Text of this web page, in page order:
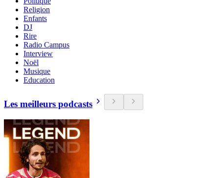
Religion
Enfants
DJ
Rire
Radio Campus
Interview
Noël
Musique
Education
Les meilleurs podcasts